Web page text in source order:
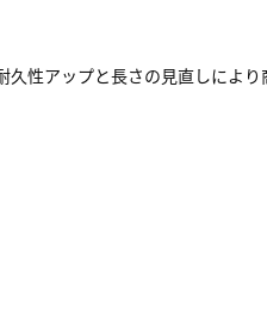
性アップと長さの見直しに